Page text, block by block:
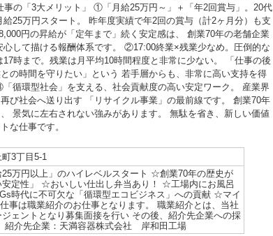
の「3大メリット」 ①「月給25万円～」＋「年2回賞与」。20代
25万円スタート。 昨年度実績で年2回の賞与（計2ヶ月分）も支
円の昇給が「定年まで」続く安定感は、 創業70年の老舗企業
して描ける報酬体系です。 ②17:00終業×残業少なめ。圧倒的な
17時まで。残業は月平均10時間程度と非常に少ない。 「仕事の後
の時間を守りたい」という 若手層からも、非常に高い支持を得
循環型社会」を支える、社会貢献度の高い安定ワーク。 産業界
び社会へ送り出す 「リサイクル事業」の最前線です。 創業70年
景気に左右されない強みがあります。 無駄を省き、新しい価値
な仕事です。
3丁目5-1
万円以上」のハイレベルスタート ☆創業70年の歴史が
安定性」 ☆おいしい仕出し弁当あり！ ☆工場内にお風呂
時代に不可欠な「循環型エコビジネス」への貢献 ☆マイ
事は職業紹介のお仕事となります。 職業紹介とは、当社
ジェントとなり募集面接を行い その後、紹介先企業への採
紹介先企業：天満容器株式会社 岸和田工場